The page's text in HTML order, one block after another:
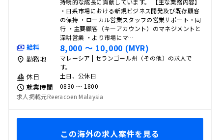
持続的な成長に貢献しています。 【主な業務内容】
・日系市場における新規ビジネス開発及び既存顧客
の保持 ・ローカル営業スタッフの営業サポート・同
行 ・主要顧客（キーアカウント）のマネジメントと
深耕営業 ・より市場にマ…
給料 8,000 〜 10,000 (MYR)
勤務地
マレーシア | セランゴール州（その他）の求人で
す。
休日 土日、公休日
就業時間
0830 〜 1800
求人掲載元Reeracoen Malaysia
この海外の求人案件を見る